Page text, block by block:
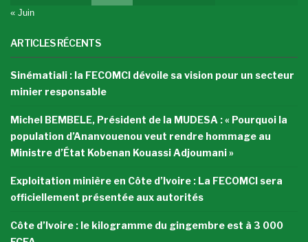
« Juin
ARTICLES RÉCENTS
Sinématiali : la FECOMCI dévoile sa vision pour un secteur
minier responsable
Michel BEMBELE, Président de la MUDESA : « Pourquoi la
population d’Ananvouenou veut rendre hommage au
Ministre d’État Kobenan Kouassi Adjoumani »
Exploitation minière en Côte d’Ivoire : La FECOMCI sera
officiellement présentée aux autorités
Côte d’Ivoire : le kilogramme du gingembre est à 3 000